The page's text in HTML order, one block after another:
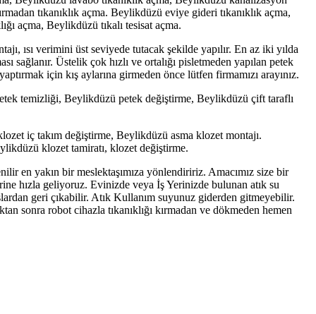
tıkanıklık açma. Beylikdüzü eviye gideri tıkanıklık açma,
açma, Beylikdüzü tıkalı tesisat açma.
ısı verimini üst seviyede tutacak şekilde yapılır. En az iki yılda
sağlanır. Üstelik çok hızlı ve ortalığı pisletmeden yapılan petek
için kış aylarına girmeden önce lütfen firmamızı arayınız.
temizliği, Beylikdüzü petek değiştirme, Beylikdüzü çift taraflı
iç takım değiştirme, Beylikdüzü asma klozet montajı.
klozet tamiratı, klozet değiştirme.
en yakın bir meslektaşımıza yönlendiririz. Amacımız size bir
hızla geliyoruz. Evinizde veya İş Yerinizde bulunan atık su
geri çıkabilir. Atık Kullanım suyunuz giderden gitmeyebilir.
sonra robot cihazla tıkanıklığı kırmadan ve dökmeden hemen